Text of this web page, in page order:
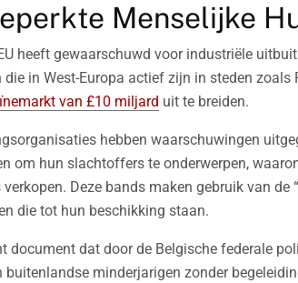
Menselijke
heeft gewaarschuwd voor industriële
in West-Europa actief zijn in steden zoals
van £10 miljard uit te breiden.
hebben waarschuwingen
om hun slachtoffers te onderwerpen,
Deze bands maken gebruik van de
die tot hun beschikking staan.
document dat door de Belgische federale
buitenlandse minderjarigen zonder